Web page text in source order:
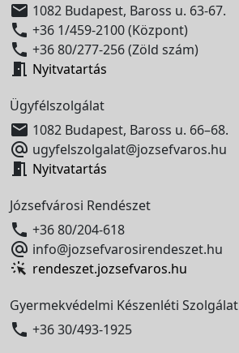
 1082 Budapest, Baross u. 63-67.
 +36 1/459-2100 (Központ)
 +36 80/277-256 (Zöld szám)
 Nyitvatartás
Ügyfélszolgálat
 1082 Budapest, Baross u. 66–68.
 ugyfelszolgalat@jozsefvaros.hu
 Nyitvatartás
Józsefvárosi Rendészet
 +36 80/204-618
 info@jozsefvarosirendeszet.hu
rendeszet.jozsefvaros.hu
Gyermekvédelmi Készenléti Szolgálat
 +36 30/493-1925